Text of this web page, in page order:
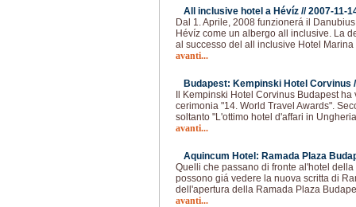
All inclusive hotel a Hévíz //2007-11-
Dal 1. Aprile, 2008 funzionerá il
Hévíz come un albergo all inclusive. La
al successo del all inclusive Hotel Marina
avanti...
Budapest: Kempinski Hotel Corvinus
Il Kempinski Hotel Corvinus Budapest
cerimonia "14. World Travel Awards".
soltanto "L'ottimo hotel d'affari in
avanti...
Aquincum Hotel: Ramada Plaza
Quelli che passano di fronte al'hotel
possono giá vedere la nuova scritta di
dell'apertura della Ramada Plaza
avanti...